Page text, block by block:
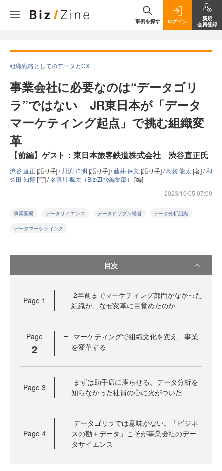
事例を探す ログイン
新規
会員登録
組織戦略としてのデータとCX
事業会社に必要なのは“データゴリ
ラ”ではない JR東日本が「データ
マーケティング起点」で挑む組織変
革
【前編】ゲスト：東日本旅客鉄道株式会社 渋谷直正氏
渋谷 直正 [語り手] / 川渕 洋明 [語り手] /藤井 保文 [語り手] /島袋 龍太[著] /和
久田 知博[写] /名須川 楓太（Biz/Zine編集部） [編]
2023/10/05 07:00
事業開発 データサイエンス データドリブン経営 データ分析組織
データマーケティング
目次
Page 1
2年前までマーケティング部門がなかった
組織が、なぜ変革に目覚めたのか
Page
2
マーケティングで組織文化を変え、事業
を変革する
Page 3
まずは助手席に座らせる。データ分析を
知らなかった社員の心に火がついた
Page 4
データゴリラでは意味がない。「ビジネ
スの勘＋データ」こそが事業会社のデー
タサイエンス